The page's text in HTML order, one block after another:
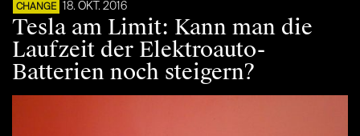
CHANGE 18. OKT. 2016
Tesla am Limit: Kann man die
Laufzeit der Elektroauto-
Batterien noch steigern?